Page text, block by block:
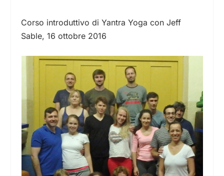
Corso introduttivo di Yantra Yoga con Jeff
Sable, 16 ottobre 2016